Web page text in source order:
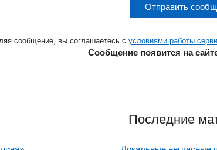
Отправить
сообщение, вы соглашаетесь с условиями работы
Сообщение появится на
Последние